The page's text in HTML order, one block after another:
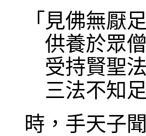
「見佛無
供養於眾
受持賢聖
三法不知
時，手天子